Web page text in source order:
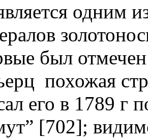
одним
был
похожая
его в 1789 г
[702];